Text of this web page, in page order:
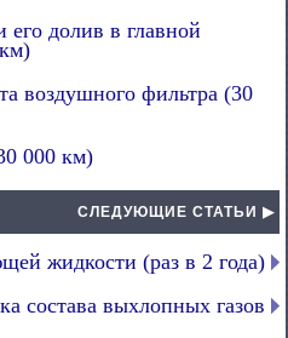
его долив в главной
воздушного фильтра (30
000 км)
СЛЕДУЮЩИЕ СТАТЬИ ▶
жидкости (раз в 2 года)
состава выхлопных газов